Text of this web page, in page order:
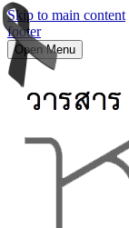
Skip to main content
footer
Open Menu